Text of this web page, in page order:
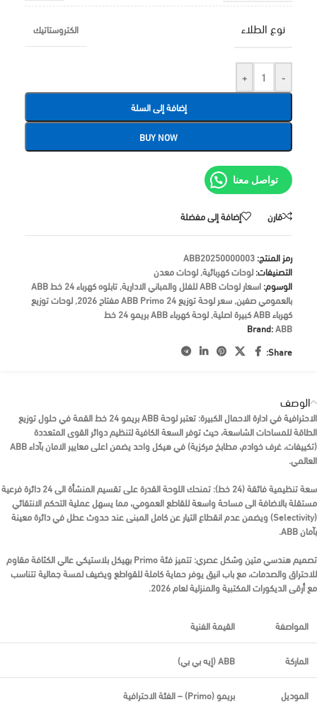
نوع الطلاء الكتروستاتيك
-
+
إضافة إلى السلة
BUY NOW
تواصل معنا
قارن إضافة إلى مفضلة
رمز المنتج:ABB20250000003
التصنيفات:لوحات كهربائية,لوحات معدن
الوسوم:اسعار لوحات ABB للفلل والمباني الادارية ,
تابلوه كهرباء 24 خط ABB
بالعمومي صفين,سعر لوحة توزيع ABB Primo 24 مفتاح 2026 ,لوحات توزيع
كهرباء ABB كبيرة اصلية
,لوحة كهرباء ABB بريمو 24 خط
Brand:ABB
Share:
الوصف
الاحترافية في ادارة الاحمال الكبيرة:تعتبرلوحة ABB بريمو 24 خط
القمة في حلول توزيع
الطاقة للمساحات الشاسعة، حيث توفر السعة الكافية لتنظيم دوائر القوى المتعددة
(تكييفات، غرف خوادم، مطابخ مركزية) في هيكل واحد يضمن اعلى معايير الامان بآداءABB
العالمي.
سعة تنظيمية فائقة (24 خط):
تمنحك اللوحة القدرة على تقسيم المنشأة الى 24 دائرة فرعية
مستقلة بالاضافة الى مساحة واسعة للقاطع العمومي، مما يسهل عملية التحكم الانتقائي
(Selectivity) ويضمن عدم انقطاع التيار عن كامل المبنى عند حدوث عطل في دائرة معينة
بآمانABB
.
تصميم هندسي متين وشكل عصري:تتميز فئةPrimoبهيكل بلاستيكي عالي الكثافة مقاوم
للاحتراق والصدمات، مع باب انيق يوفر حماية كاملة للقواطع ويضيف لمسة جمالية تتناسب
مع أرقى الديكورات المكتبية والمنزلية لعام 2026.
المواصفة القيمة الفنية
الماركة ABB (إيه بي بي)
الموديل بريمو (Primo) – الفئة الاحترافية